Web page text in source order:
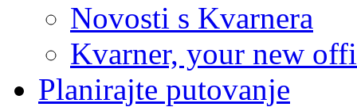
Novosti s Kvarnera
Kvarner, your new
Planirajte putovanje